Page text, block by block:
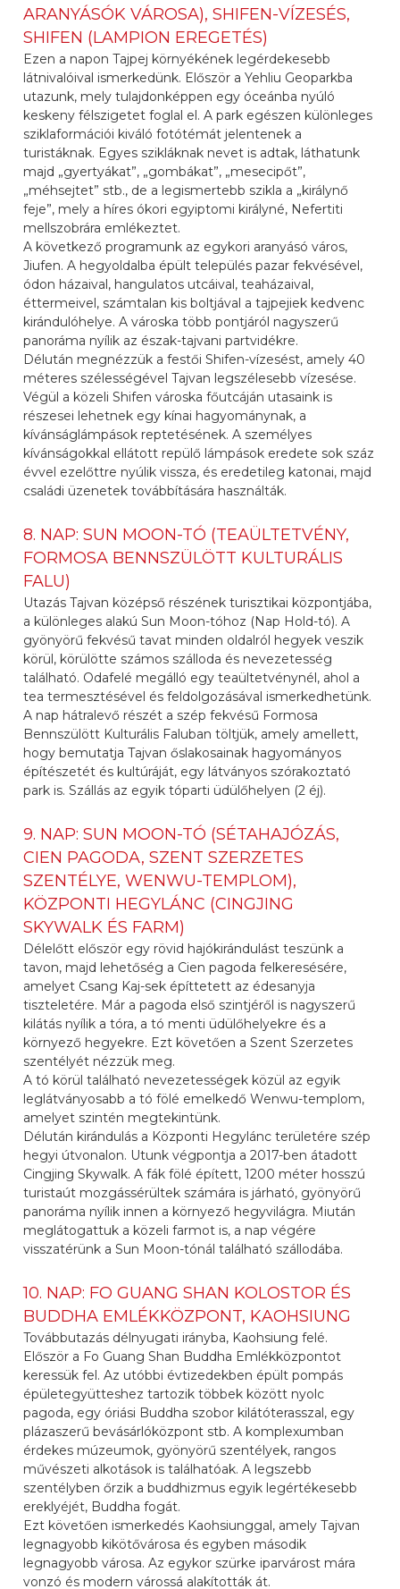
ARANYÁSÓK VÁROSA), SHIFEN-VÍZESÉS,
SHIFEN (LAMPION EREGETÉS)
Ezen a napon Tajpej környékének legérdekesebb
látnivalóival ismerkedünk. Először a Yehliu Geoparkba
utazunk, mely tulajdonképpen egy óceánba nyúló
keskeny félszigetet foglal el. A park egészen különleges
sziklaformációi kiváló fotótémát jelentenek a
turistáknak. Egyes szikláknak nevet is adtak, láthatunk
majd „gyertyákat”, „gombákat”, „mesecipőt”,
„méhsejtet” stb., de a legismertebb szikla a „királynő
feje”, mely a híres ókori egyiptomi királyné, Nefertiti
mellszobrára emlékeztet.
A következő programunk az egykori aranyásó város,
Jiufen. A hegyoldalba épült település pazar fekvésével,
ódon házaival, hangulatos utcáival, teaházaival,
éttermeivel, számtalan kis boltjával a tajpejiek kedvenc
kirándulóhelye. A városka több pontjáról nagyszerű
panoráma nyílik az észak-tajvani partvidékre.
Délután megnézzük a festői Shifen-vízesést, amely 40
méteres szélességével Tajvan legszélesebb vízesése.
Végül a közeli Shifen városka főutcáján utasaink is
részesei lehetnek egy kínai hagyománynak, a
kívánságlámpások reptetésének. A személyes
kívánságokkal ellátott repülő lámpások eredete sok száz
évvel ezelőttre nyúlik vissza, és eredetileg katonai, majd
családi üzenetek továbbítására használták.
8. NAP: SUN MOON-TÓ (TEAÜLTETVÉNY,
FORMOSA BENNSZÜLÖTT KULTURÁLIS
FALU)
Utazás Tajvan középső részének turisztikai központjába,
a különleges alakú Sun Moon-tóhoz (Nap Hold-tó). A
gyönyörű fekvésű tavat minden oldalról hegyek veszik
körül, körülötte számos szálloda és nevezetesség
található. Odafelé megálló egy teaültetvénynél, ahol a
tea termesztésével és feldolgozásával ismerkedhetünk.
A nap hátralevő részét a szép fekvésű Formosa
Bennszülött Kulturális Faluban töltjük, amely amellett,
hogy bemutatja Tajvan őslakosainak hagyományos
építészetét és kultúráját, egy látványos szórakoztató
park is. Szállás az egyik tóparti üdülőhelyen (2 éj).
9. NAP: SUN MOON-TÓ (SÉTAHAJÓZÁS,
CIEN PAGODA, SZENT SZERZETES
SZENTÉLYE, WENWU-TEMPLOM),
KÖZPONTI HEGYLÁNC (CINGJING
SKYWALK ÉS FARM)
Délelőtt először egy rövid hajókirándulást teszünk a
tavon, majd lehetőség a Cien pagoda felkeresésére,
amelyet Csang Kaj-sek építtetett az édesanyja
tiszteletére. Már a pagoda első szintjéről is nagyszerű
kilátás nyílik a tóra, a tó menti üdülőhelyekre és a
környező hegyekre. Ezt követően a Szent Szerzetes
szentélyét nézzük meg.
A tó körül található nevezetességek közül az egyik
leglátványosabb a tó fölé emelkedő Wenwu-templom,
amelyet szintén megtekintünk.
Délután kirándulás a Központi Hegylánc területére szép
hegyi útvonalon. Utunk végpontja a 2017-ben átadott
Cingjing Skywalk. A fák fölé épített, 1200 méter hosszú
turistaút mozgássérültek számára is járható, gyönyörű
panoráma nyílik innen a környező hegyvilágra. Miután
meglátogattuk a közeli farmot is, a nap végére
visszatérünk a Sun Moon-tónál található szállodába.
10. NAP: FO GUANG SHAN KOLOSTOR ÉS
BUDDHA EMLÉKKÖZPONT, KAOHSIUNG
Továbbutazás délnyugati irányba, Kaohsiung felé.
Először a Fo Guang Shan Buddha Emlékközpontot
keressük fel. Az utóbbi évtizedekben épült pompás
épületegyütteshez tartozik többek között nyolc
pagoda, egy óriási Buddha szobor kilátóterasszal, egy
plázaszerű bevásárlóközpont stb. A komplexumban
érdekes múzeumok, gyönyörű szentélyek, rangos
művészeti alkotások is találhatóak. A legszebb
szentélyben őrzik a buddhizmus egyik legértékesebb
ereklyéjét, Buddha fogát.
Ezt követően ismerkedés Kaohsiunggal, amely Tajvan
legnagyobb kikötővárosa és egyben második
legnagyobb városa. Az egykor szürke iparvárost mára
vonzó és modern várossá alakították át.